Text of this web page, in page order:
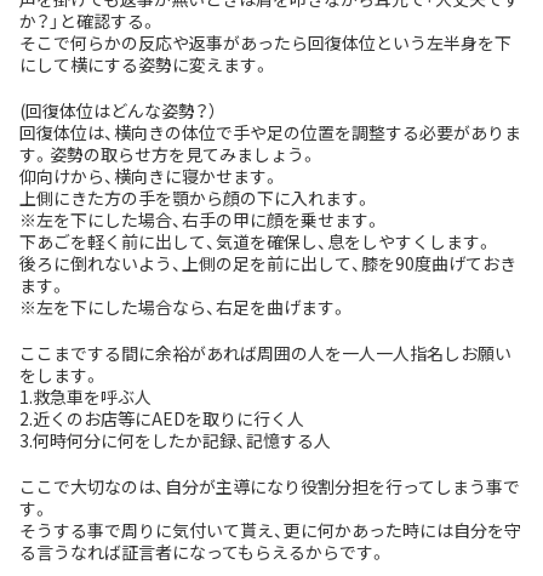
か？」と確認する。
そこで何らかの反応や返事があったら回復体位という左半身を下
にして横にする姿勢に変えます。
(回復体位はどんな姿勢？）
回復体位は、横向きの体位で手や足の位置を調整する必要がありま
す。姿勢の取らせ方を見てみましょう。
仰向けから、横向きに寝かせます。
上側にきた方の手を顎から顔の下に入れます。
※左を下にした場合、右手の甲に顔を乗せます。
下あごを軽く前に出して、気道を確保し、息をしやすくします。
後ろに倒れないよう、上側の足を前に出して、膝を90度曲げておき
ます。
※左を下にした場合なら、右足を曲げます。
ここまでする間に余裕があれば周囲の人を一人一人指名しお願い
をします。
1.救急車を呼ぶ人
2.近くのお店等にAEDを取りに行く人
3.何時何分に何をしたか記録、記憶する人
ここで大切なのは、自分が主導になり役割分担を行ってしまう事で
す。
そうする事で周りに気付いて貰え、更に何かあった時には自分を守
る言うなれば証言者になってもらえるからです。